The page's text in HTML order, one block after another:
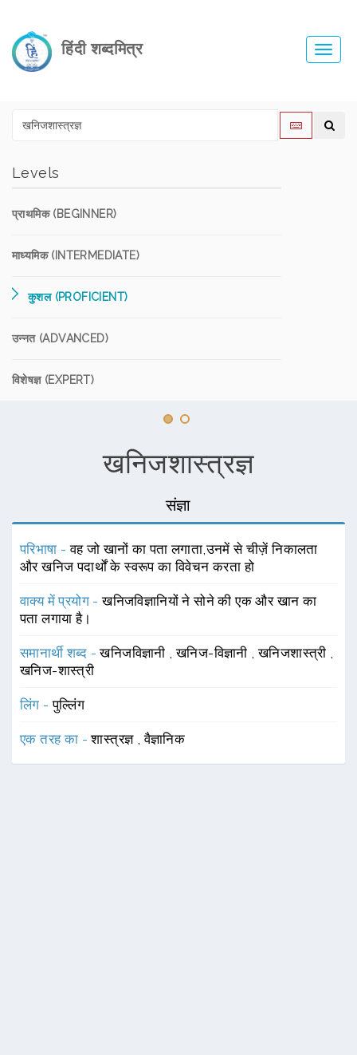
हिंदी शब्दमित्र
Levels
प्राथमिक (BEGINNER)
माध्यमिक (INTERMEDIATE)
कुशल (PROFICIENT)
उन्नत (ADVANCED)
विशेषज्ञ (EXPERT)
खनिजशास्त्रज्ञ
संज्ञा
परिभाषा -वह जो खानों का पता लगाता,उनमें से चीज़ें निकालता
और खनिज पदार्थों के स्वरूप का विवेचन करता हो
वाक्य में प्रयोग -खनिजविज्ञानियों ने सोने की एक और खान का
पता लगाया है।
समानार्थी शब्द -खनिजविज्ञानी ,खनिज-विज्ञानी ,खनिजशास्त्री ,
खनिज-शास्त्री
लिंग -पुल्लिंग
एक तरह का -शास्त्रज्ञ ,वैज्ञानिक